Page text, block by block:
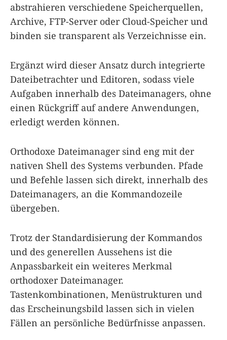
abstrahieren verschiedene Speicherquellen,
Archive, FTP-Server oder Cloud-Speicher und
binden sie transparent als Verzeichnisse ein.
Ergänzt wird dieser Ansatz durch integrierte
Dateibetrachter und Editoren, sodass viele
Aufgaben innerhalb des Dateimanagers, ohne
einen Rückgriff auf andere Anwendungen,
erledigt werden können.
Orthodoxe Dateimanager sind eng mit der
nativen Shell des Systems verbunden. Pfade
und Befehle lassen sich direkt, innerhalb des
Dateimanagers, an die Kommandozeile
übergeben.
Trotz der Standardisierung der Kommandos
und des generellen Aussehens ist die
Anpassbarkeit ein weiteres Merkmal
orthodoxer Dateimanager.
Tastenkombinationen, Menüstrukturen und
das Erscheinungsbild lassen sich in vielen
Fällen an persönliche Bedürfnisse anpassen.